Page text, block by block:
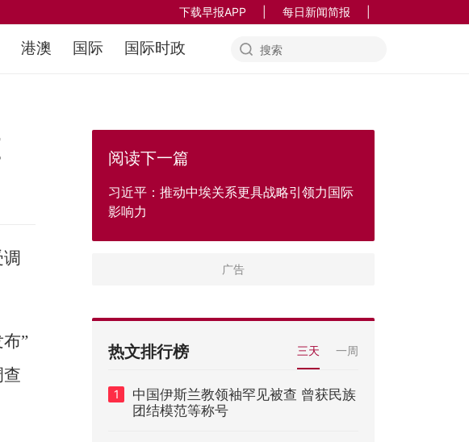
下载早报APP 每日新闻简报
港澳 国际 国际时政
”
查
阅读下一篇
习近平：推动中埃关系更具战略引领力国际
影响力
热文排行榜 三天 一周
1
中国伊斯兰教领袖罕见被查 曾获民族
团结模范等称号